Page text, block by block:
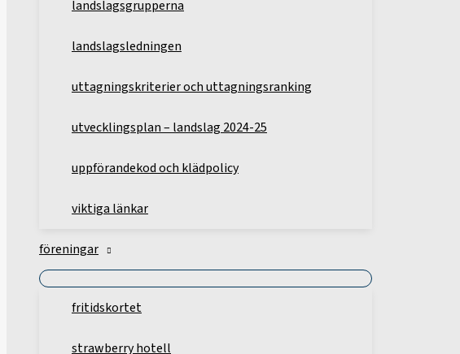
landslagsgrupperna
landslagsledningen
uttagningskriterier och uttagningsranking
utvecklingsplan – landslag 2024-25
uppförandekod och klädpolicy
viktiga länkar
föreningar
fritidskortet
strawberry hotell